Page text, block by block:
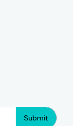
Submit